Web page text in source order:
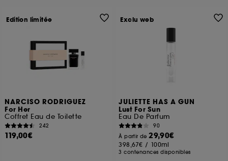
NARCISO RODRIGUEZ
For Her
Coffret Eau de Toilette
242
119,00€
Edition limitée
JULIETTE HAS A GUN
Lust For Sun
Eau De Parfum
90
À partir de29,90€
398,67€ / 100ml
3 contenances disponibles
Exclu web